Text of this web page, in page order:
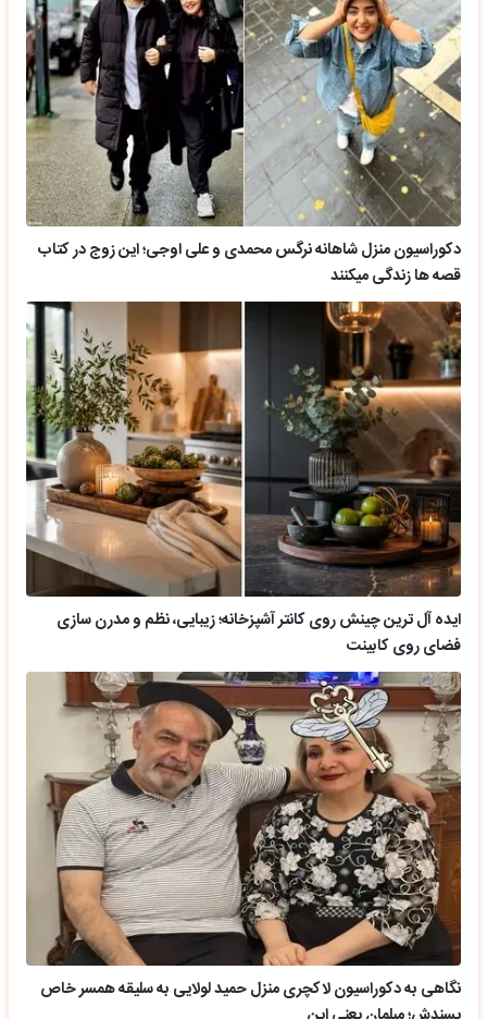
دکوراسیون منزل شاهانه نرگس محمدی و علی اوجی؛ این زوج در کتاب
قصه ها زندگی میکنند
ایده آل ترین چینش روی کانتر آشپزخانه؛ زیبایی، نظم و مدرن سازی
فضای روی کابینت
نگاهی به دکوراسیون لاکچری منزل حمید لولایی به سلیقه همسر خاص